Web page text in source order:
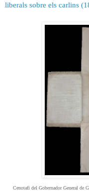
liberals sobre els carlins
Cenotafi del Gobernador General de